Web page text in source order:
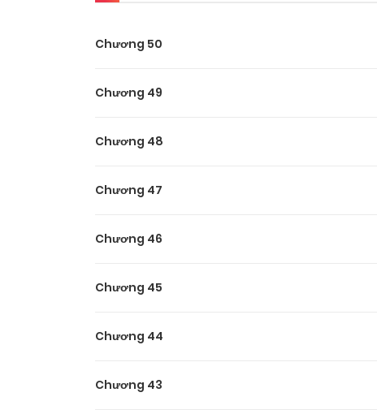
Chương 50
Chương 49
Chương 48
Chương 47
Chương 46
Chương 45
Chương 44
Chương 43